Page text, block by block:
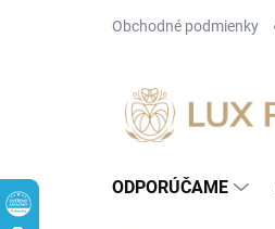
Obchodné podmienky
ODPORÚČAME